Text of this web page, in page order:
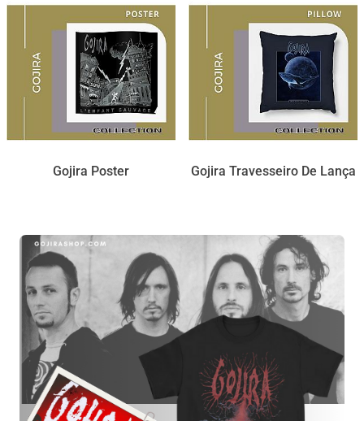
Gojira Poster Gojira Travesseiro De Lança